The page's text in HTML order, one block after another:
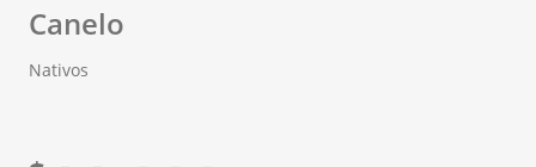
Canelo
Nativos